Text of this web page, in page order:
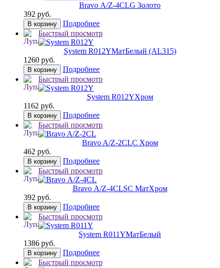
Bravo А/Z-4CLG Золото
392 руб.
В корзину
Подробнее
Быстрый просмотр
System R012YМатБелый (AL315)
1260 руб.
В корзину
Подробнее
Быстрый просмотр
System R012YХром
1162 руб.
В корзину
Подробнее
Быстрый просмотр
Bravo A/Z-2CLC Хром
462 руб.
В корзину
Подробнее
Быстрый просмотр
Bravo А/Z-4CLSC МатХром
392 руб.
В корзину
Подробнее
Быстрый просмотр
System R011YМатБелый
1386 руб.
В корзину
Подробнее
Быстрый просмотр